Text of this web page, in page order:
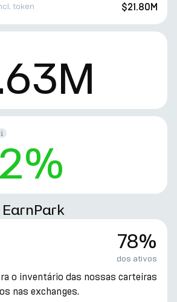
token
$21.80M
78%
dos ativos
o inventário das nossas carteiras
nas exchanges.